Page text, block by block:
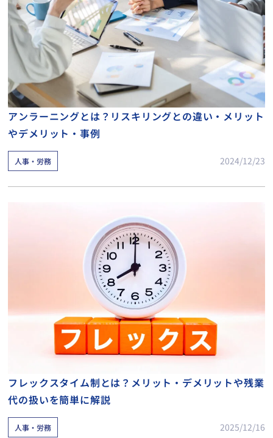
アンラーニングとは？リスキリングとの違い・メリット
やデメリット・事例
人事・労務 2024/12/23
フレックスタイム制とは？メリット・デメリットや残業
代の扱いを簡単に解説
人事・労務 2025/12/16